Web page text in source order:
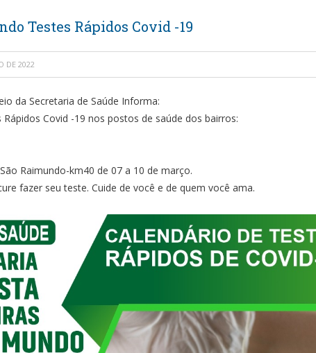
Testes Rápidos Covid -19
DE 2022
da Secretaria de Saúde Informa:
Covid -19 nos postos de saúde dos bairros:
Raimundo-km40 de 07 a 10 de março.
fazer seu teste. Cuide de você e de quem você ama.